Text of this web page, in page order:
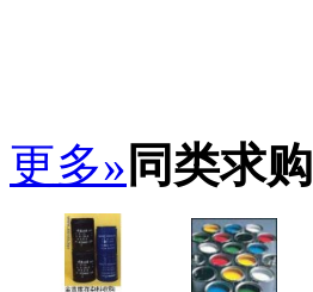
更多» 同类求购